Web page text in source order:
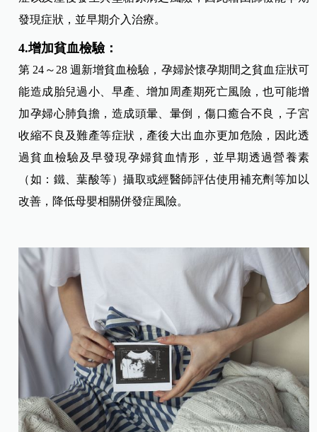
發現症狀，並早期介入治療。
4.增加貧血檢驗：
第 24～28 週新增貧血檢驗，孕婦於懷孕期間之貧血症狀可
能造成胎兒過小、早產、增加周產期死亡風險，也可能增
加孕婦心肺負擔，造成頭暈、暈倒，傷口癒合不良，子宮
收縮不良及難產等症狀，產後大出血亦更加危險，因此透
過貧血檢驗及早發現孕婦貧血情形，並早期透過營養素
（如：鐵、葉酸等）攝取或經醫師評估使用補充劑等加以
改善，降低母嬰相關併發症風險。